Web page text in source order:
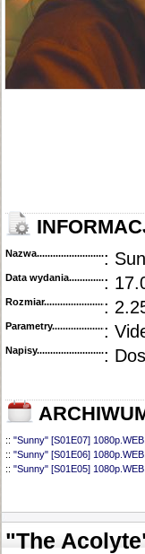
:
Data :
:
:
:
:: "Sunny" [S01E07]
:: "Sunny" [S01E06]
:: "Sunny" [S01E05]
"The